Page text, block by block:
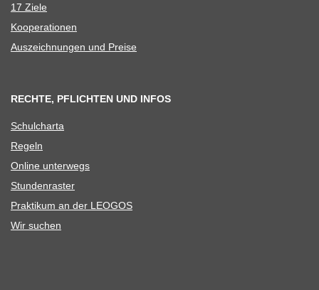
17 Ziele
Koope­ra­tio­nen
Aus­zeich­nun­gen und Preise
RECHTE, PFLICHTEN UND INFOS
Schul­charta
Regeln
Online unter­wegs
Stun­den­ras­ter
Prak­ti­kum an der LEOGOS
Wir suchen